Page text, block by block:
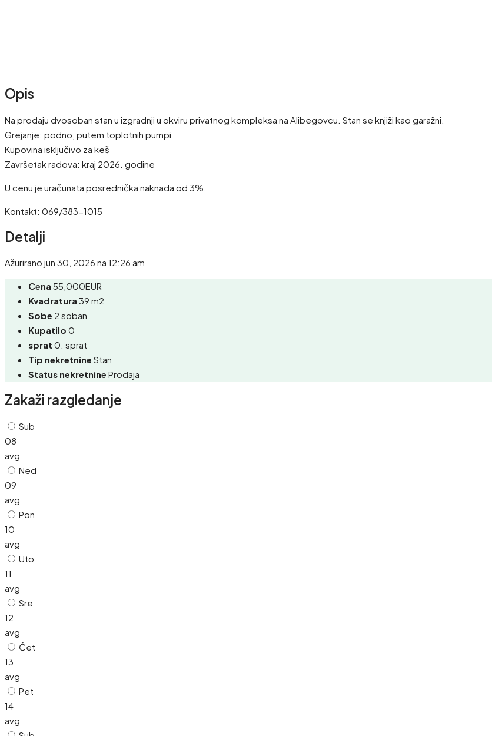
Opis
Na prodaju dvosoban stan u izgradnji u okviru privatnog kompleksa na Alibegovcu. Stan se knjiži kao garažni.
Grejanje: podno, putem toplotnih pumpi
Kupovina isključivo za keš
Završetak radova: kraj 2026. godine
U cenu je uračunata posrednička naknada od 3%.
Kontakt: 069/383-1015
Detalji
Ažurirano jun 30, 2026 na 12:26 am
Cena 55,000EUR
Kvadratura 39 m2
Sobe 2 soban
Kupatilo 0
sprat 0. sprat
Tip nekretnine Stan
Status nekretnine Prodaja
Zakaži razgledanje
Sub
08
avg
Ned
09
avg
Pon
10
avg
Uto
11
avg
Sre
12
avg
Čet
13
avg
Pet
14
avg